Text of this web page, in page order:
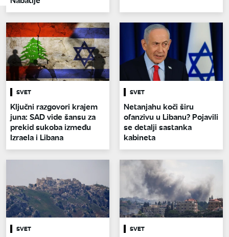
SVET
Ključni razgovori krajem
juna: SAD vide šansu za
prekid sukoba između
Izraela i Libana
SVET
Netanjahu koči širu
ofanzivu u Libanu? Pojavili
se detalji sastanka
kabineta
SVET SVET